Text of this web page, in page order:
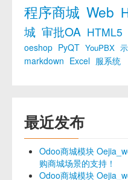
程序商城 Web
城 审批OA HTML5
oeshop PyQT YouPBX
markdown Excel 服系统
最近发布
Odoo商城模块
购商城场景的支持！
Odoo商城模块